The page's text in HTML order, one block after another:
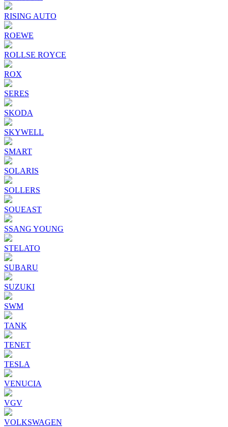
RISING AUTO
ROEWE
ROLLSE ROYCE
ROX
SERES
SKODA
SKYWELL
SMART
SOLARIS
SOLLERS
SOUEAST
SSANG YOUNG
STELATO
SUBARU
SUZUKI
SWM
TANK
TENET
TESLA
VENUCIA
VGV
VOLKSWAGEN